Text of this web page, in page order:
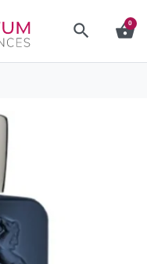
search shopping_basket
0